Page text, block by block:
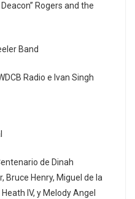
Rogers and the
Band
Radio e Ivan Singh
de Dinah
Bruce Henry, Miguel de la
IV, y Melody Angel